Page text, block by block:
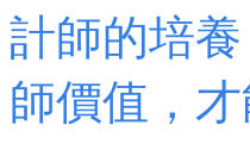
計師的培
師價值，